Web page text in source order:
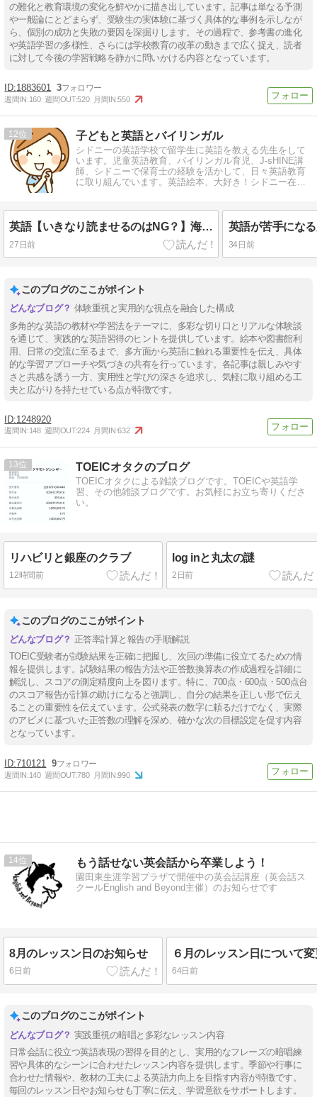
の難化と教育環境の変化を鮮やかに描き出しています。記事は単なる予測
や一般論にとどまらず、受験生の実体験に基づく具体的な事例を示しなが
ら、個別の成功と失敗の要因を深掘りします。その過程で、参考書の進化
や英語学習の多様性、さらには学校教育の改革の動きまで広く捉え、読者
に対して今後の学習戦略を静かに問いかける内容となっています。
1883601 3
週間IN:160 週間OUT:520 月間IN:550
12 子どもと英語とバイリンガル
シドニーの英語学校で留学生に英語を教える先生をして
います。児童英語教育、バイリンガル育児、J-sHINE講
師、シドニーで保育士の経験を活かして、日々英語教育
に取り組んでいます。英語絵本、大好き！シドニー在
英語【いきなり読ませるのはNG？】海外の英語学校のリーディング指導を公開！
27日前 34日前
このブログのここがポイント
体験重視と実用的な視点を融合した構成
多角的な英語の教材や学習法をテーマに、多彩な切り口とリアルな体験談
を通じて、実践的な英語習得のヒントを提供しています。絵本や図書館利
用、日常の交流に至るまで、多方面から英語に触れる重要性を伝え、具体
的な学習アプローチや気づきの共有を行っています。各記事は親しみやす
さと共感を誘う一方、実用性と学びの深さを追求し、気軽に取り組める工
夫と広がりを持たせている点が特徴です。
1248920
週間IN:148 週間OUT:224 月間IN:632
13 TOEICオタクのブログ
TOEICオタクによる雑談ブログです。TOEICや英語学
習、その他雑談ブログです。お気軽にお立ち寄りくださ
い。
リハビリと銀座のクラブ
12時間前
log inと丸太の謎
2日前
このブログのここがポイント
正答率計算と報告の手順解説
TOEIC受験者が試験結果を正確に把握し、次回の準備に役立てるための情
報を提供します。試験結果の報告方法や正答数換算表の作成過程を詳細に
解説し、スコアの測定精度向上を図ります。特に、700点・600点・500点台
のスコア報告が計算の助けになると強調し、自分の結果を正しい形で伝え
ることの重要性を伝えています。公式発表の数字に頼るだけでなく、実際
のアビメに基づいた正答数の理解を深め、確かな次の目標設定を促す内容
となっています。
710121 9
週間IN:140 週間OUT:780 月間IN:990
14 もう話せない英会話から卒業しよう！
園田東生涯学習プラザで開催中の英会話講座（英会話ス
クールEnglish and Beyond主催）のお知らせです
8月のレッスン日のお知らせ
6日前 64日前
このブログのここがポイント
実践重視の暗唱と多彩なレッスン内容
日常会話に役立つ英語表現の習得を目的とし、実用的なフレーズの暗唱練
習や具体的なシーンに合わせたレッスン内容を提供します。季節や行事に
合わせた情報や、教材の工夫による英語力向上を目指す内容が特徴です。
毎回のレッスン日やお知らせも丁寧に伝え、学習意欲をサポートします。